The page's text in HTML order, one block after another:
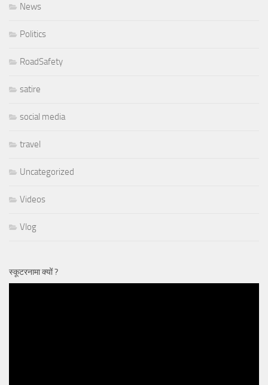
News
Politics
RoadSafety
satire
social media
travel
Uncategorized
Videos
Vlog
स्कूटरनामा क्यों ?